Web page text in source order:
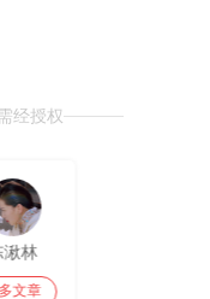
经授权
湫林
文章